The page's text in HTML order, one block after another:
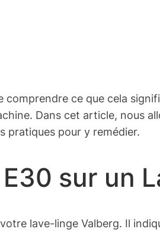
comprendre ce que cela
Dans cet article, nous
pratiques pour y remédier.
sur un
lave-linge Valberg. Il